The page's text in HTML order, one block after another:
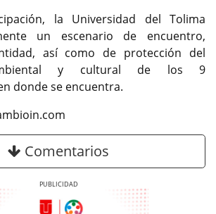
la Universidad del Tolima
un escenario de encuentro,
así como de protección del
y cultural de los 9
donde se encuentra.
Comentarios